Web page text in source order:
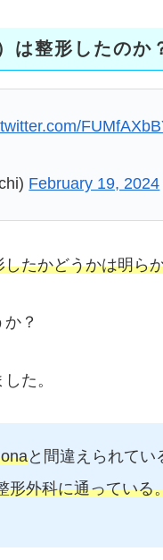
は整形したのか
February 19, 2024
したかどうかは明ら
？
た。
と間違えられてい
形外科に通っている